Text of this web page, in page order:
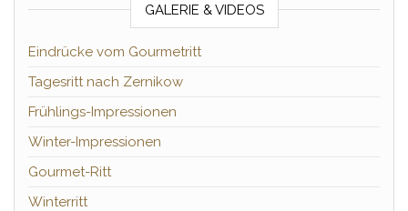
GALERIE & VIDEOS
Eindrücke vom Gourmetritt
Tagesritt nach Zernikow
Frühlings-Impressionen
Winter-Impressionen
Gourmet-Ritt
Winterritt